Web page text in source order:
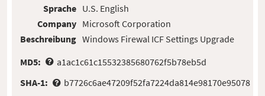
Sprache
Company
Beschreibung
U.S. English
Microsoft Corporation
Windows Firewal ICF Settings Upgrade
MD5:
a1ac1c61c15532385680762f5b78eb5d
SHA-1:
b7726c6ae47209f52fa7224da814e98170e95078